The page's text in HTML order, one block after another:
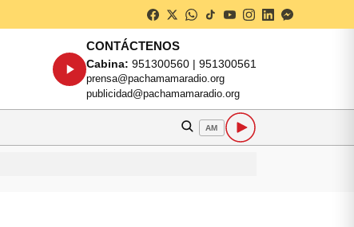
CONTÁCTENOS
Cabina: 951300560 | 951300561
prensa@pachamamaradio.org
publicidad@pachamamaradio.org
AM